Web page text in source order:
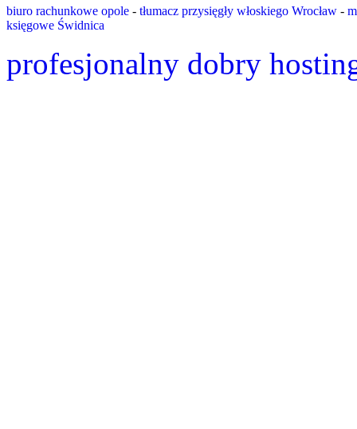
biuro rachunkowe opole - tłumacz przysięgły włoskiego Wrocław -
księgowe Świdnica
profesjonalny dobry